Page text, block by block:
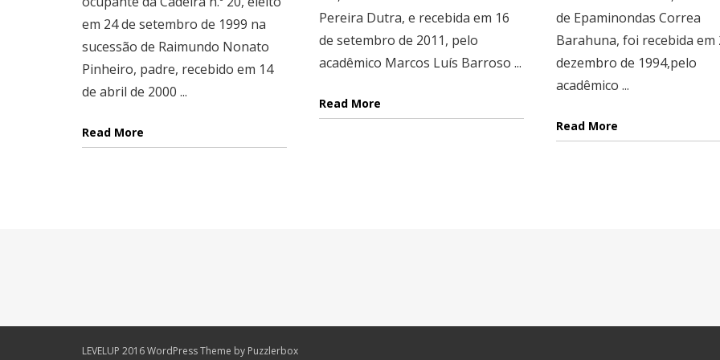
em 24 de setembro de 1999 na
sucessão de Raimundo Nonato
Pinheiro, padre, recebido em 14
de abril de 2000 ...
Read More
Pereira Dutra, e recebida em 16
de setembro de 2011, pelo
acadêmico Marcos Luís Barroso ...
Read More
de Epaminondas Correa
Barahuna, foi recebida em
dezembro de 1994,pelo
acadêmico ...
Read More
LEVELUP 2016 WordPress Theme by Puzzlerbox